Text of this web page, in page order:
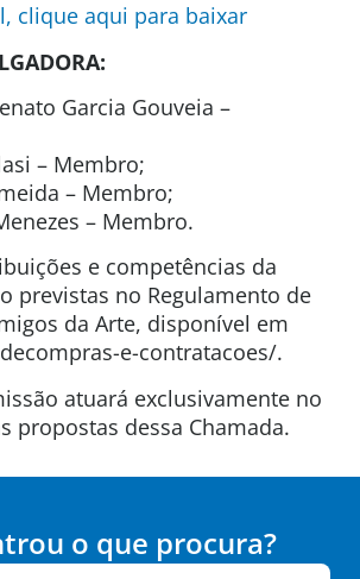
clique aqui para baixar
Garcia Gouveia –
– Membro;
– Membro;
– Membro.
e competências da
previstas no Regulamento de
da Arte, disponível em
e-contratacoes/.
atuará exclusivamente no
propostas dessa Chamada.
o que procura?